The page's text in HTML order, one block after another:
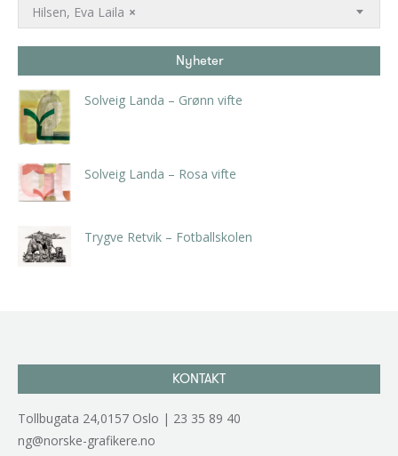
×
Hilsen, Eva Laila
Nyheter
Solveig Landa – Grønn vifte
Solveig Landa – Rosa vifte
Trygve Retvik – Fotballskolen
KONTAKT
Tollbugata 24,0157 Oslo | 23 35 89 40
ng@norske-grafikere.no